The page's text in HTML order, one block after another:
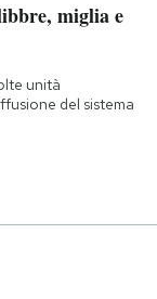
miglia e
unità
del sistema